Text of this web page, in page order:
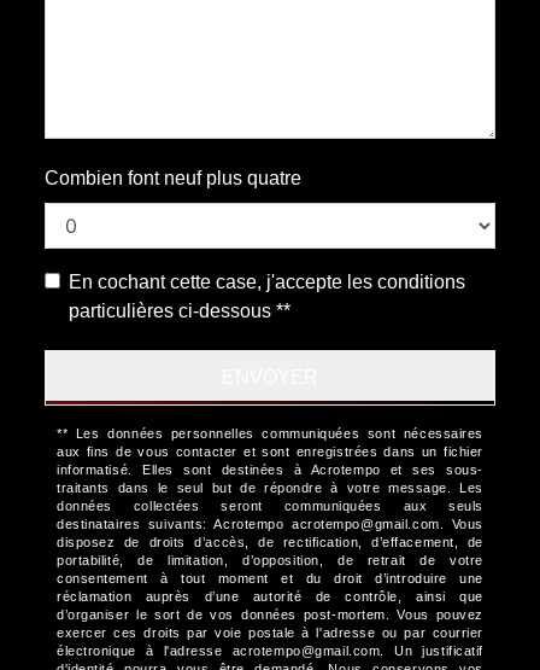
Combien font neuf plus quatre
En cochant cette case, j'accepte les conditions
particulières ci-dessous **
** Les données personnelles communiquées sont nécessaires
aux fins de vous contacter et sont enregistrées dans un fichier
informatisé. Elles sont destinées à Acrotempo et ses sous-
traitants dans le seul but de répondre à votre message. Les
données collectées seront communiquées aux seuls
destinataires suivants: Acrotempo acrotempo@gmail.com. Vous
disposez de droits d’accès, de rectification, d’effacement, de
portabilité, de limitation, d’opposition, de retrait de votre
consentement à tout moment et du droit d’introduire une
réclamation auprès d’une autorité de contrôle, ainsi que
d’organiser le sort de vos données post-mortem. Vous pouvez
exercer ces droits par voie postale à l'adresse ou par courrier
électronique à l'adresse acrotempo@gmail.com. Un justificatif